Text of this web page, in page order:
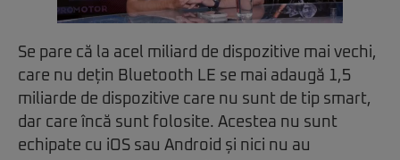
Se pare că la acel miliard de dispozitive mai vechi,
care nu dețin Bluetooth LE se mai adaugă 1,5
miliarde de dispozitive care nu sunt de tip smart,
dar care încă sunt folosite. Acestea nu sunt
echipate cu iOS sau Android și nici nu au